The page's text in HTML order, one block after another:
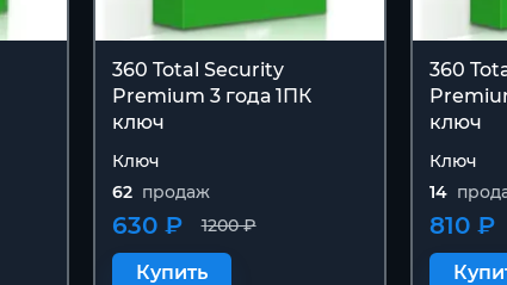
360 Total Security
Premium 3 года 1ПК
ключ
Ключ
62 продаж
1200 ₽
630 ₽
Купить
360
ключ
Ключ
14
810 ₽